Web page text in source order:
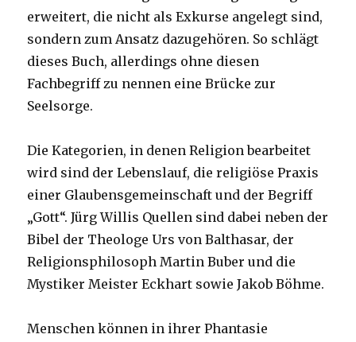
erweitert, die nicht als Exkurse angelegt sind,
sondern zum Ansatz dazugehören. So schlägt
dieses Buch, allerdings ohne diesen
Fachbegriff zu nennen eine Brücke zur
Seelsorge.
Die Kategorien, in denen Religion bearbeitet
wird sind der Lebenslauf, die religiöse Praxis
einer Glaubensgemeinschaft und der Begriff
„Gott“. Jürg Willis Quellen sind dabei neben der
Bibel der Theologe Urs von Balthasar, der
Religionsphilosoph Martin Buber und die
Mystiker Meister Eckhart sowie Jakob Böhme.
Menschen können in ihrer Phantasie